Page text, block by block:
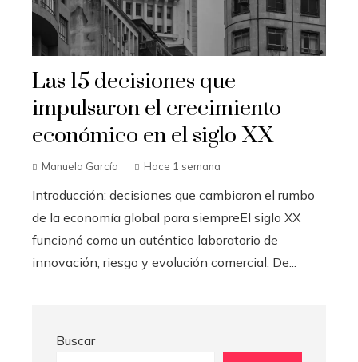
Las 15 decisiones que
impulsaron el crecimiento
económico en el siglo XX
Manuela García Hace 1 semana
Introducción: decisiones que cambiaron el rumbo
de la economía global para siempreEl siglo XX
funcionó como un auténtico laboratorio de
innovación, riesgo y evolución comercial. De...
Buscar